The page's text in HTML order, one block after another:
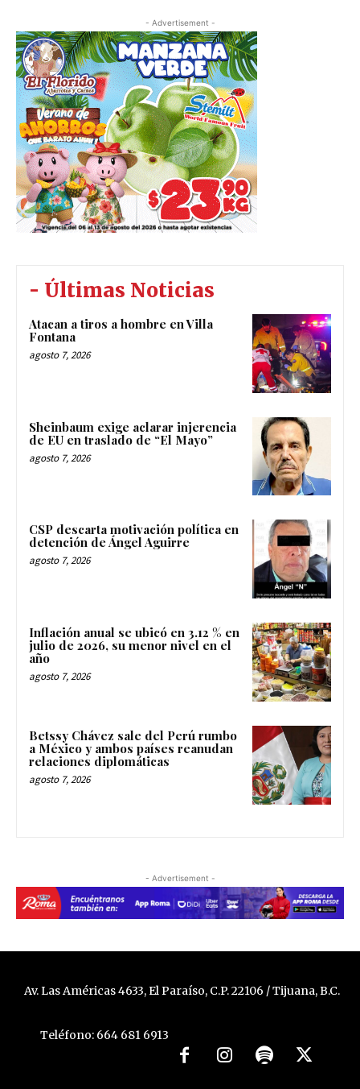
- Advertisement -
- Últimas Noticias
Atacan a tiros a hombre en Villa
Fontana
agosto 7, 2026
Sheinbaum exige aclarar injerencia
de EU en traslado de “El Mayo”
agosto 7, 2026
CSP descarta motivación política en
detención de Ángel Aguirre
agosto 7, 2026
Inflación anual se ubicó en 3.12 % en
julio de 2026, su menor nivel en el
año
agosto 7, 2026
Betssy Chávez sale del Perú rumbo
a México y ambos países reanudan
relaciones diplomáticas
agosto 7, 2026
- Advertisement -
Av. Las Américas 4633, El Paraíso, C.P. 22106 / Tijuana, B.C.
Teléfono: 664 681 6913